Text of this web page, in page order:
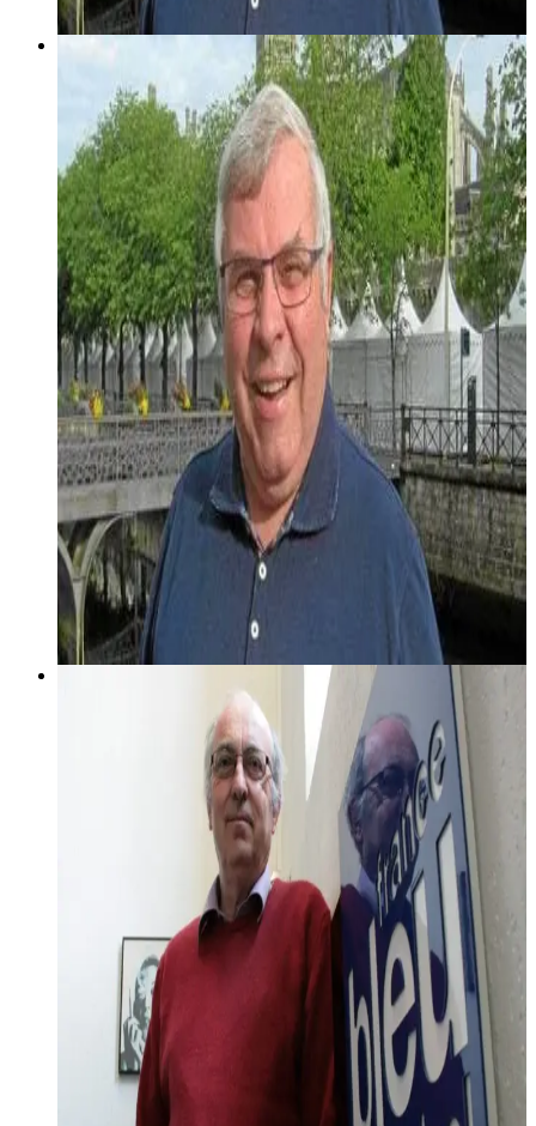
Keleier Breizh #6
Keleier Breizh gant Gi Riou
Diskouez muioc'h
Keleier Breizh #5
Keleier Breizh gant Bernez Grall